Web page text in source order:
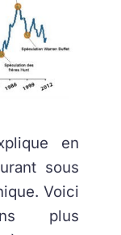
en
sous
Voici
plus